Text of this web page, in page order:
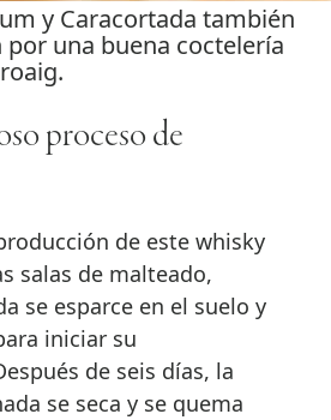
y Caracortada también
por una buena coctelería
proceso de
de este whisky
salas de malteado,
se esparce en el suelo y
iniciar su
de seis días, la
se seca y se quema